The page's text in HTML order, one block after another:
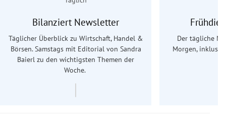
Bilanziert Newsletter
Täglicher Überblick zu Wirtschaft, Handel &
Börsen. Samstags mit Editorial von Sandra
Baierl zu den wichtigsten Themen der
Woche.
Der tägliche
Morgen,